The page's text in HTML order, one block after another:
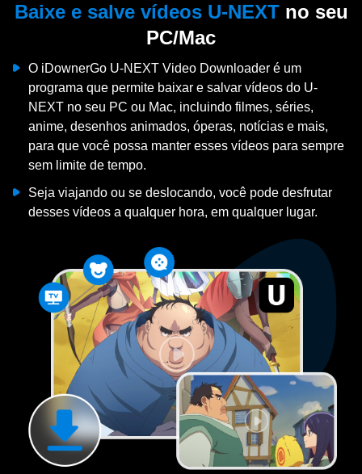
Baixe e salve vídeos U-NEXTno seu
PC/Mac
O iDownerGo U-NEXT Video Downloader é um
programa que permite baixar e salvar vídeos do U-
NEXT no seu PC ou Mac, incluindo filmes, séries,
anime, desenhos animados, óperas, notícias e mais,
para que você possa manter esses vídeos para sempre
sem limite de tempo.
Seja viajando ou se deslocando, você pode desfrutar
desses vídeos a qualquer hora, em qualquer lugar.